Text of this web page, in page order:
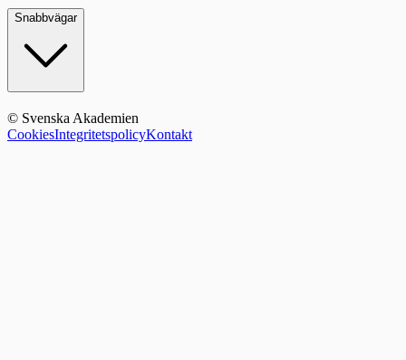
Snabbvägar
© Svenska Akademien
CookiesIntegritetspolicyKontakt